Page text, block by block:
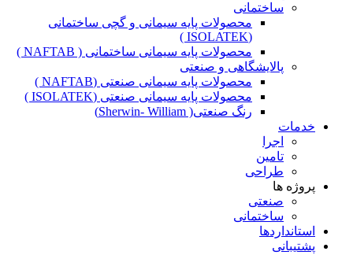
ساختمانی
محصولات پایه سیمانی و گچی ساختمانی
(ISOLATEK )
محصولات پایه سیمانی ساختمانی ( NAFTAB )
پالایشگاهی و صنعتی
محصولات پایه سیمانی صنعتی (NAFTAB )
محصولات پایه سیمانی صنعتی (ISOLATEK )
رنگ صنعتی( Sherwin- William)
خدمات
اجرا
تامین
طراحی
پروژه ها
صنعتی
ساختمانی
استانداردها
پشتیبانی